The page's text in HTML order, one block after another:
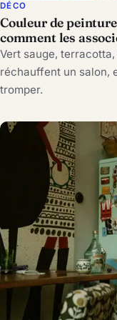
DÉCO
Couleur de
comment les
Vert sauge,
réchauffent un salon,
tromper.